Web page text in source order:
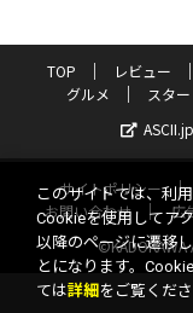
TOP レビュー
グルメ
スタ
ASCII.jp
サイトポリシー
お問い合わせ
広
©KADOKAWA
このサイトでは、利
Cookieを使用してア
以降のページに遷移
とになります。
ては詳細 をご覧くださ